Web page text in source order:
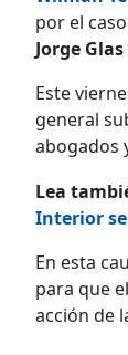
por el caso
Jorge Glas
Este
general
abogados
Lea
Interior
En esta
para que
acción de